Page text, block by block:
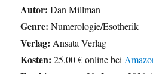
Autor: Dan Millman
Genre: Numerologie/Esotherik
Verlag: Ansata Verlag
Kosten: 25,00 € online bei